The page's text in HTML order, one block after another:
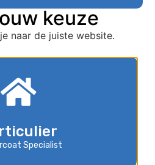
uw velgen te
procedé waarbij
electrisch opgeladen
toe getrokken
wordt negatief opgeladen
Het poederlakken van
keus.
keuze
naar de juiste website.
Specialist